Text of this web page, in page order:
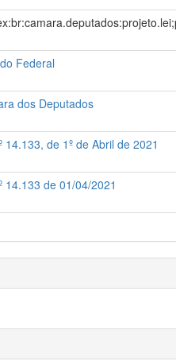
Federal
dos Deputados
14.133, de 1º de Abril de 2021
14.133 de 01/04/2021